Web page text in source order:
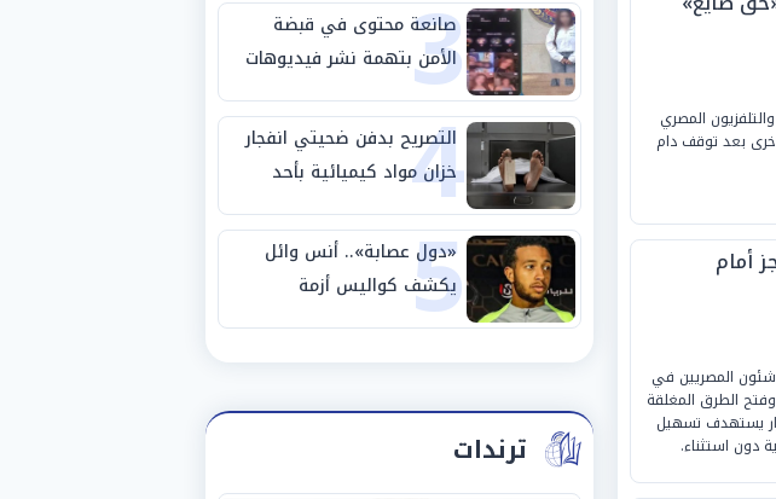
المصري
بعد توقف دام
أمام
وشئون المصريين في
وفتح الطرق المغلقة
يستهدف تسهيل
دون استثناء.
3
صانعة محتوى في قبضة
الأمن بتهمة نشر فيديوهات
خادشة للحياء
4
التصريح بدفن ضحيتي انفجار
خزان مواد كيميائية بأحد
مصانع الفيوم
5
«دول عصابة».. أنس وائل
يكشف كواليس أزمة
استبعاده المفاجئ من
ترندات